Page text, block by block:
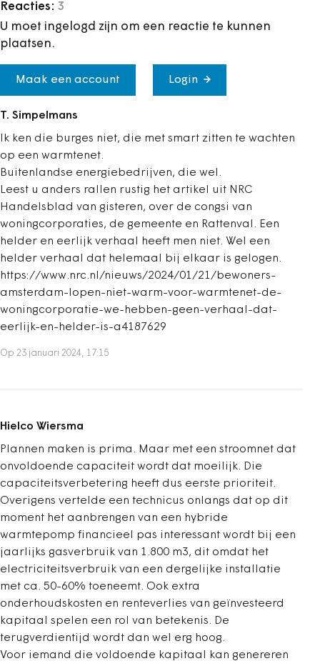
Reacties: 3
U moet ingelogd zijn om een reactie te kunnen
plaatsen.
Maak een account Login
T. Simpelmans
Ik ken die burges niet, die met smart zitten te wachten
op een warmtenet.
Buitenlandse energiebedrijven, die wel.
Leest u anders rallen rustig het artikel uit NRC
Handelsblad van gisteren, over de congsi van
woningcorporaties, de gemeente en Rattenval. Een
helder en eerlijk verhaal heeft men niet. Wel een
helder verhaal dat helemaal bij elkaar is gelogen.
https://www.nrc.nl/nieuws/2024/01/21/bewoners-
amsterdam-lopen-niet-warm-voor-warmtenet-de-
woningcorporatie-we-hebben-geen-verhaal-dat-
eerlijk-en-helder-is-a4187629
Op 23 januari 2024, 17:15
Hielco Wiersma
Plannen maken is prima. Maar met een stroomnet dat
onvoldoende capaciteit wordt dat moeilijk. Die
capaciteitsverbetering heeft dus eerste prioriteit.
Overigens vertelde een technicus onlangs dat op dit
moment het aanbrengen van een hybride
warmtepomp financieel pas interessant wordt bij een
jaarlijks gasverbruik van 1.800 m3, dit omdat het
electriciteitsverbruik van een dergelijke installatie
met ca. 50-60% toeneemt. Ook extra
onderhoudskosten en renteverlies van geïnvesteerd
kapitaal spelen een rol van betekenis. De
terugverdientijd wordt dan wel erg hoog.
Voor iemand die voldoende kapitaal kan genereren